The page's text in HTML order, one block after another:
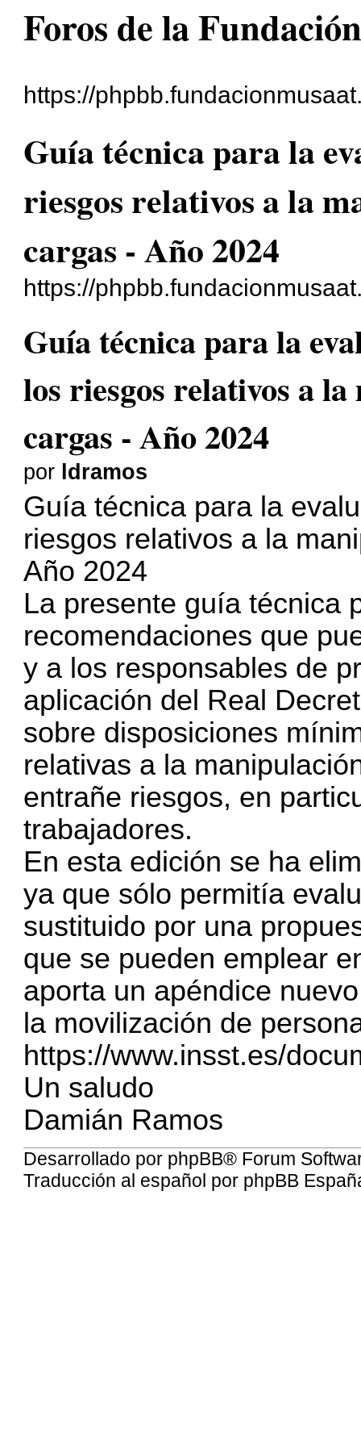
Foros de la
https://
Guía técnica para la
riesgos relativos a la
cargas - Año 2024
https://
Guía técnica para la
los riesgos relativos a
cargas - Año 2024
por ldramos
Guía técnica para la
riesgos relativos a la
Año 2024
La presente guía técnica
recomendaciones que
y a los responsables de
aplicación del Real
sobre disposiciones
relativas a la
entrañe riesgos, en
trabajadores.
En esta edición se ha
ya que sólo permitía
sustituido por una
que se pueden emplear
aporta un apéndice
la movilización de
https://www.insst.es/
Un saludo
Damián Ramos
Desarrollado por phpBB® Forum
Traducción al español por phpBB